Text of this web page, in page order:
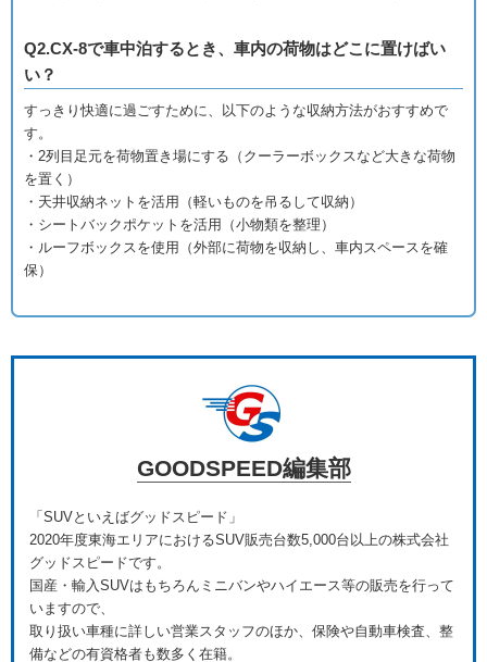
Q2.CX-8で車中泊するとき、車内の荷物はどこに置けばい
い？
すっきり快適に過ごすために、以下のような収納方法がおすすめで
す。
・2列目足元を荷物置き場にする（クーラーボックスなど大きな荷物
を置く）
・天井収納ネットを活用（軽いものを吊るして収納）
・シートバックポケットを活用（小物類を整理）
・ルーフボックスを使用（外部に荷物を収納し、車内スペースを確
保）
GOODSPEED編集部
「SUVといえばグッドスピード」
2020年度東海エリアにおけるSUV販売台数5,000台以上の株式会社
グッドスピードです。
国産・輸入SUVはもちろんミニバンやハイエース等の販売を行って
いますので、
取り扱い車種に詳しい営業スタッフのほか、保険や自動車検査、整
備などの有資格者も数多く在籍。